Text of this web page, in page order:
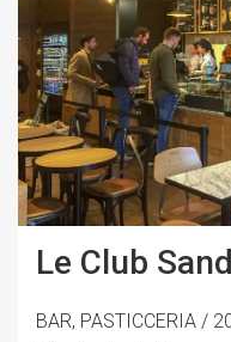
Le Club
BAR, PASTICCERIA /